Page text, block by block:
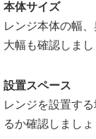
本体サイズ
レンジ本体の幅
大幅も確認しまし
設置スペース
レンジを設置す
るか確認しましょ